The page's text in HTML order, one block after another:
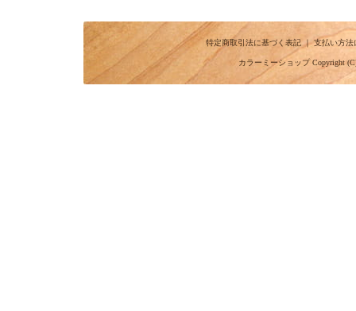
特定商取引法に基づく表記｜支払い方法
カラーミーショップCopyright